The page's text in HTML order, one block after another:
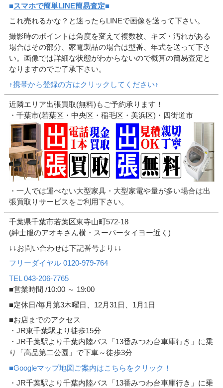
■スマホで簡単LINE簡易査定■
これ売れるかな？と迷ったらLINEで画像を送って下さい。
撮影時のポイントは角度を変えて複数枚、キズ・汚れがある
場合はその部分、家電製品の場合は型番、年式を送って下さ
い。画像では詳細な状態がわからないので概算の簡易査定と
なりますのでご了承下さい。
↑携帯から登録の方はクリックしてください↑
近隣エリア出張買取(無料)もご予約承ります！
・千葉市(若葉区・中央区・稲毛区・美浜区)・四街道市
・一人では運べない大型家具・大型家電や量が多い場合は出
張買取りサービスをご利用下さい。
千葉県千葉市若葉区東寺山町572-18
(紳士服のアオキさん横・スーパータイヨー近く)
↓↓お問い合わせは下記番号より↓↓
フリーダイヤル 0120-979-764
TEL 043-206-7765
■営業時間 /10:00 ～ 19:00
■定休日/毎月第3木曜日、12月31日、1月1日
■お店までのアクセス
・JR東千葉駅より徒歩15分
・JR千葉駅より千葉内陸バス「13番みつわ台車庫行き」に乗
り「高品第二公園」で下車～徒歩3分
■Googleマップ地図ご案内はこちらをクリック！
・JR千葉駅より千葉内陸バス「13番みつわ台車庫行き」に乗